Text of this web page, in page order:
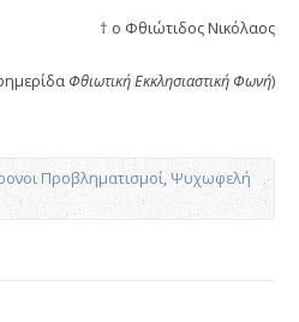
† ο Φθιώτιδος Νικόλαος
Φθιωτική Εκκλησιαστική Φωνή)
Προβληματισμοί,Ψυχωφελή